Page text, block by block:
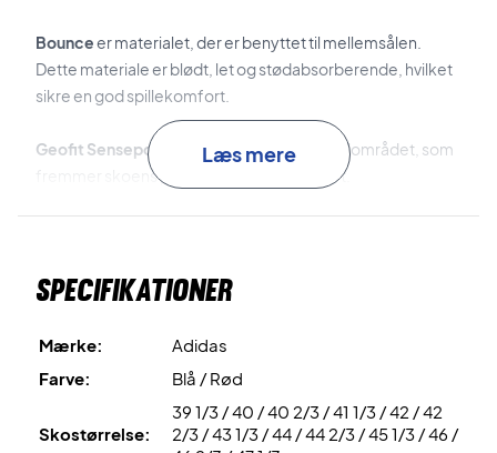
Bounceer materialet, der er benyttet til mellemsålen.
Dette materiale er blødt, let og stødabsorberende, hvilket
sikre en god spillekomfort.
Geofit Sensepods
er den ekstra foring i hælområdet, som
fremmer skoens pasform og spillekomfort.
Læs mere
Specifikationer
Mærke:
Adidas
Farve:
Blå / Rød
Skostørrelse:
39 1/3 / 40 / 40 2/3 / 41 1/3 / 42 / 42
2/3 / 43 1/3 / 44 / 44 2/3 / 45 1/3 / 46 /